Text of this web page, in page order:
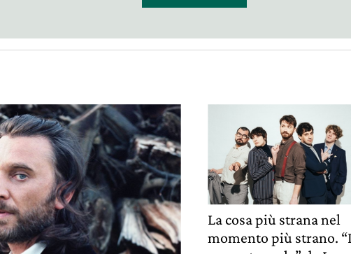
La cosa più strana nel
momento più strano.